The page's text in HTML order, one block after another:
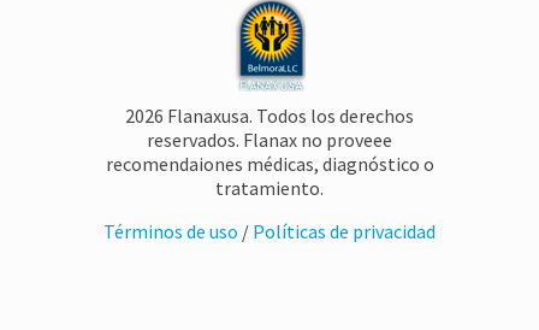
2026 Flanaxusa. Todos los derechos
reservados. Flanax no proveee
recomendaiones médicas, diagnóstico o
tratamiento.
Términos de uso / Políticas de privacidad